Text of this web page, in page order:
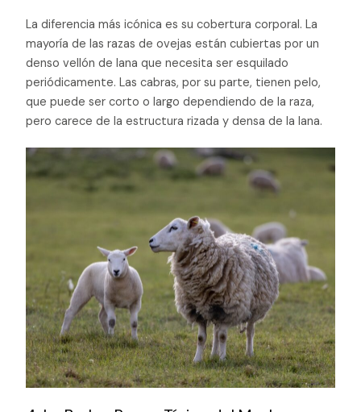
La diferencia más icónica es su cobertura corporal. La
mayoría de las razas de ovejas están cubiertas por un
denso vellón de lana que necesita ser esquilado
periódicamente. Las cabras, por su parte, tienen pelo,
que puede ser corto o largo dependiendo de la raza,
pero carece de la estructura rizada y densa de la lana.